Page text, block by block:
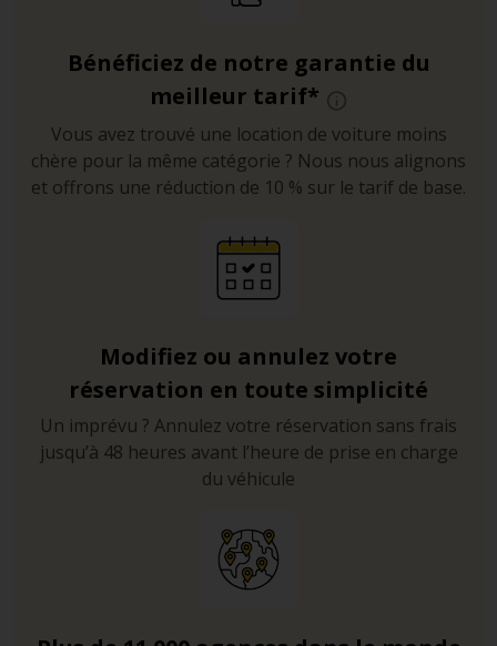
Bénéficiez de notre garantie du
meilleur tarif*
Vous avez trouvé une location de voiture moins
chère pour la même catégorie ? Nous nous alignons
et offrons une réduction de 10 % sur le tarif de base.
Modifiez ou annulez votre
réservation en toute simplicité
Un imprévu ? Annulez votre réservation sans frais
jusqu’à 48 heures avant l’heure de prise en charge
du véhicule